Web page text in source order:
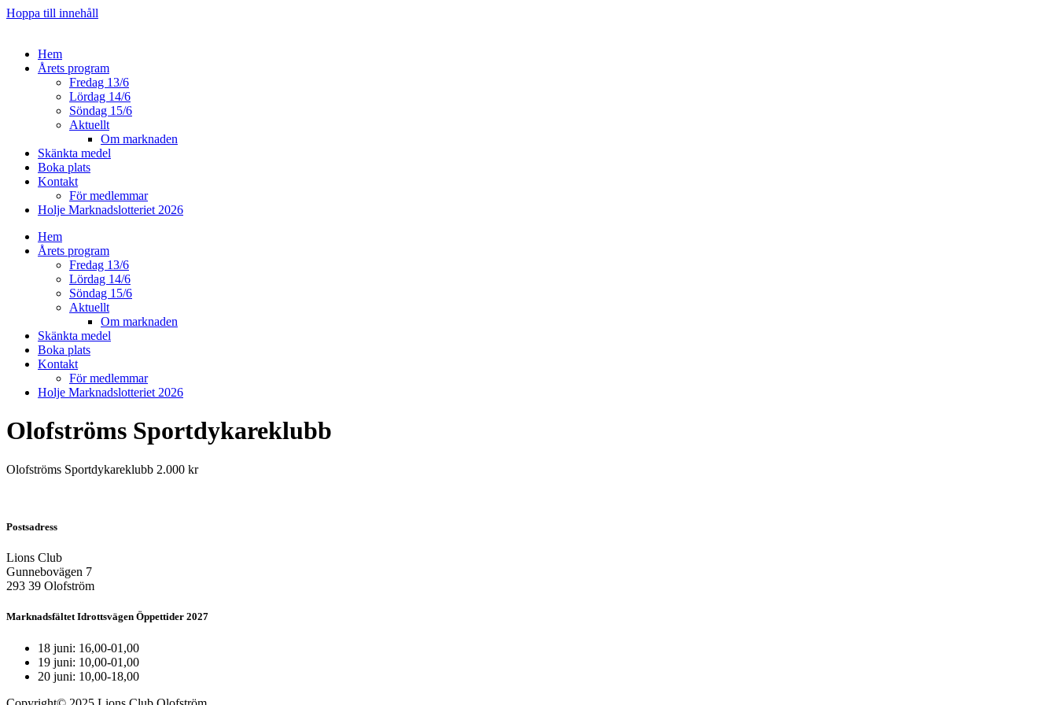
Hoppa till innehåll
Hem
Årets program
Fredag 13/6
Lördag 14/6
Söndag 15/6
Aktuellt
Om marknaden
Skänkta medel
Boka plats
Kontakt
För medlemmar
Holje Marknadslotteriet 2026
Hem
Årets program
Fredag 13/6
Lördag 14/6
Söndag 15/6
Aktuellt
Om marknaden
Skänkta medel
Boka plats
Kontakt
För medlemmar
Holje Marknadslotteriet 2026
Olofströms Sportdykareklubb
Olofströms Sportdykareklubb 2.000 kr
Postsadress
Lions Club
Gunnebovägen 7
293 39 Olofström
Marknadsfältet Idrottsvägen Öppettider 2027
18 juni: 16,00-01,00
19 juni: 10,00-01,00
20 juni: 10,00-18,00